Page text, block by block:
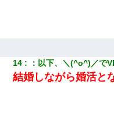
ＤＮＡ検査『血縁関係０％
14 ： 以下、＼(^o^)／で
結婚しながら婚活と